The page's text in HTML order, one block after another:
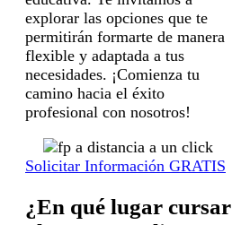
explorar las opciones que te
permitirán formarte de manera
flexible y adaptada a tus
necesidades. ¡Comienza tu
camino hacia el éxito
profesional con nosotros!
Solicitar Información GRATIS
¿En qué lugar cursar